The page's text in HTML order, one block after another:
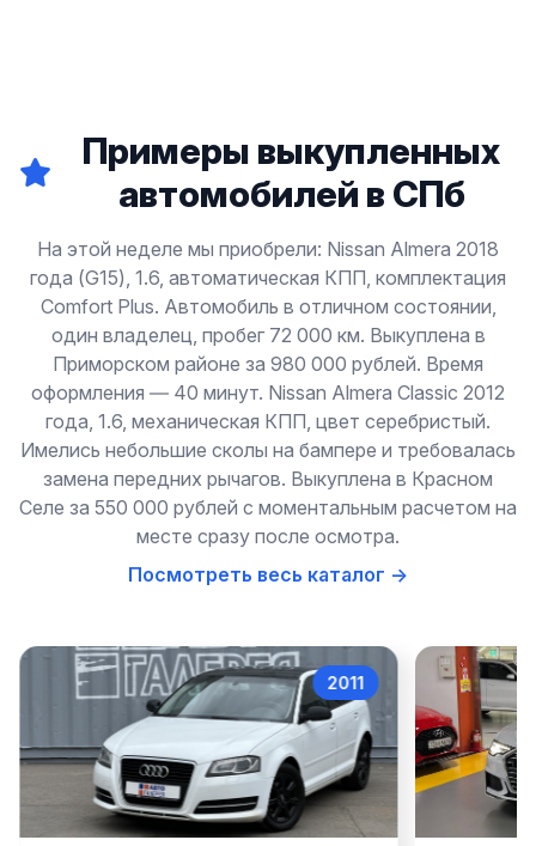
Примеры выкупленных
автомобилей в СПб
На этой неделе мы приобрели: Nissan Almera 2018
года (G15), 1.6, автоматическая КПП, комплектация
Comfort Plus. Автомобиль в отличном состоянии,
один владелец, пробег 72 000 км. Выкуплена в
Приморском районе за 980 000 рублей. Время
оформления — 40 минут. Nissan Almera Classic 2012
года, 1.6, механическая КПП, цвет серебристый.
Имелись небольшие сколы на бампере и требовалась
замена передних рычагов. Выкуплена в Красном
Селе за 550 000 рублей с моментальным расчетом на
месте сразу после осмотра.
Посмотреть весь каталог →
Audi A3
2011